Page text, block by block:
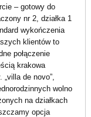
– gotowy do
nr 2, działka 1
wykończenia
klientów to
połączenie
krakowa
de novo”,
wolno
na działkach
opcja